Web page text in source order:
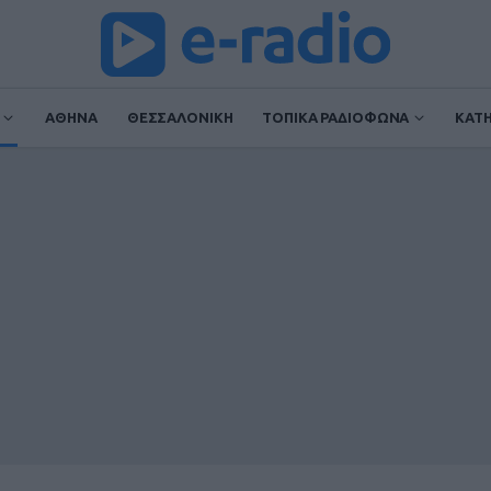
ΑΘΗΝΑ ΘΕΣΣΑΛΟΝΙΚΗ ΤΟΠΙΚΑ ΡΑΔΙΟΦΩΝΑ